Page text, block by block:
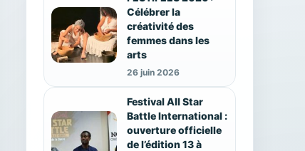
Célébrer la
créativité des
femmes dans les
arts
26 juin 2026
Festival All Star
Battle International :
ouverture officielle
de l’édition 13 à